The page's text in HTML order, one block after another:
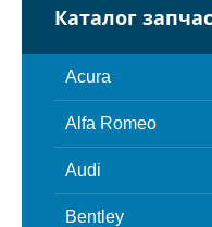
Каталог
Acura
Alfa Romeo
Audi
Bentley